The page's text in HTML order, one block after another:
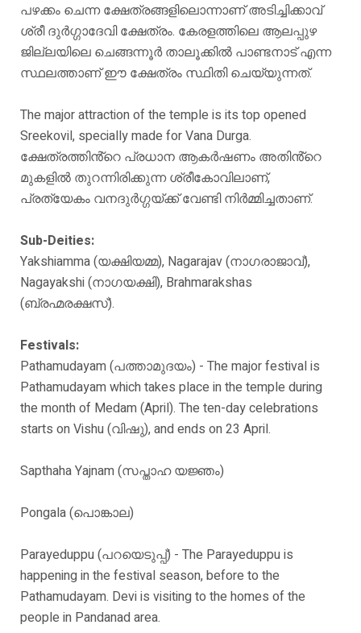
പഴക്കം ചെന്ന ക്ഷേത്രങ്ങളിലൊന്നാണ് അടിച്ചിക്കാവ്
ശ്രീ ദുർഗ്ഗാദേവി ക്ഷേത്രം. കേരളത്തിലെ ആലപ്പുഴ
ജില്ലയിലെ ചെങ്ങന്നൂർ താലൂക്കിൽ പാണ്ടനാട് എന്ന
സ്ഥലത്താണ് ഈ ക്ഷേത്രം സ്ഥിതി ചെയ്യുന്നത്.
The major attraction of the temple is its top opened
Sreekovil, specially made for Vana Durga.
ക്ഷേത്രത്തിൻ്റെ പ്രധാന ആകർഷണം അതിൻ്റെ
മുകളിൽ തുറന്നിരിക്കുന്ന ശ്രീകോവിലാണ്,
പ്രത്യേകം വനദുർഗ്ഗയ്ക്ക് വേണ്ടി നിർമ്മിച്ചതാണ്.
Sub-Deities:
Yakshiamma (യക്ഷിയമ്മ), Nagarajav (നാഗരാജാവ്),
Nagayakshi (നാഗയക്ഷി), Brahmarakshas
(ബ്രഹ്മരക്ഷസ്).
Festivals:
Pathamudayam (പത്താമുദയം) - The major festival is
Pathamudayam which takes place in the temple during
the month of Medam (April). The ten-day celebrations
starts on Vishu (വിഷു), and ends on 23 April.
Sapthaha Yajnam (സപ്താഹ യജ്ഞം)
Pongala (പൊങ്കാല)
Parayeduppu (പറയെടുപ്പ്) - The Parayeduppu is
happening in the festival season, before to the
Pathamudayam. Devi is visiting to the homes of the
people in Pandanad area.